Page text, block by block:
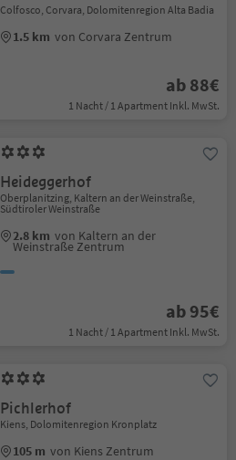
Colfosco, Corvara, Dolomitenregion Alta Badia
1.5 km von Corvara Zentrum
ab 88€
1 Nacht / 1 Apartment Inkl. MwSt.
Heideggerhof
Oberplanitzing, Kaltern an der Weinstraße,
Südtiroler Weinstraße
2.8 km von Kaltern an der
Weinstraße Zentrum
ab 95€
1 Nacht / 1 Apartment Inkl. MwSt.
Pichlerhof
Kiens, Dolomitenregion Kronplatz
105 m von Kiens Zentrum